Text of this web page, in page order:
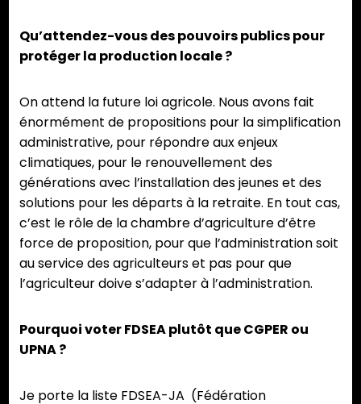
Qu’attendez-vous des pouvoirs publics pour
protéger la production locale ?
On attend la future loi agricole. Nous avons fait
énormément de propositions pour la simplification
administrative, pour répondre aux enjeux
climatiques, pour le renouvellement des
générations avec l’installation des jeunes et des
solutions pour les départs à la retraite. En tout cas,
c’est le rôle de la chambre d’agriculture d’être
force de proposition, pour que l’administration soit
au service des agriculteurs et pas pour que
l’agriculteur doive s’adapter à l’administration.
Pourquoi voter FDSEA plutôt que CGPER ou
UPNA ?
Je porte la liste FDSEA-JA (Fédération